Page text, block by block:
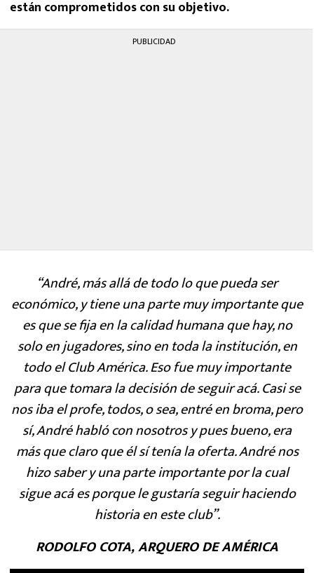
están comprometidos con su objetivo.
PUBLICIDAD
“André, más allá de todo lo que pueda ser
económico, y tiene una parte muy importante que
es que se fija en la calidad humana que hay, no
solo en jugadores, sino en toda la institución, en
todo el Club América. Eso fue muy importante
para que tomara la decisión de seguir acá. Casi se
nos iba el profe, todos, o sea, entré en broma, pero
sí, André habló con nosotros y pues bueno, era
más que claro que él sí tenía la oferta. André nos
hizo saber y una parte importante por la cual
sigue acá es porque le gustaría seguir haciendo
historia en este club”.
RODOLFO COTA, ARQUERO DE AMÉRICA